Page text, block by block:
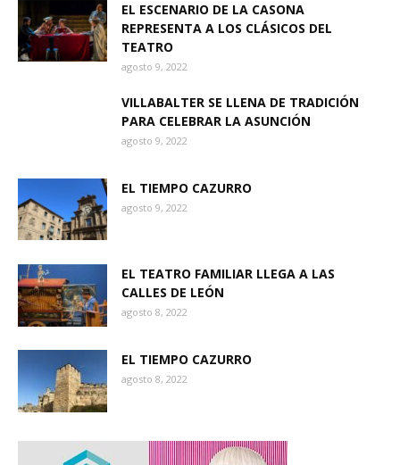
EL ESCENARIO DE LA CASONA
REPRESENTA A LOS CLÁSICOS DEL
TEATRO
agosto 9, 2022
VILLABALTER SE LLENA DE TRADICIÓN
PARA CELEBRAR LA ASUNCIÓN
agosto 9, 2022
EL TIEMPO CAZURRO
agosto 9, 2022
EL TEATRO FAMILIAR LLEGA A LAS
CALLES DE LEÓN
agosto 8, 2022
EL TIEMPO CAZURRO
agosto 8, 2022